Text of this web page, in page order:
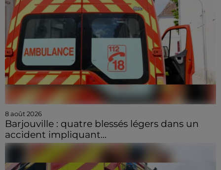
8 août 2026
Barjouville : quatre blessés légers dans un
accident impliquant...